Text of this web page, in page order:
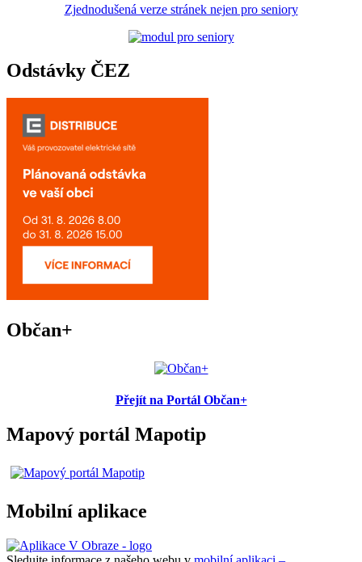
Zjednodušená verze stránek nejen pro seniory
Odstávky ČEZ
Občan+
Přejít na Portál Občan+
Mapový portál Mapotip
Mobilní aplikace